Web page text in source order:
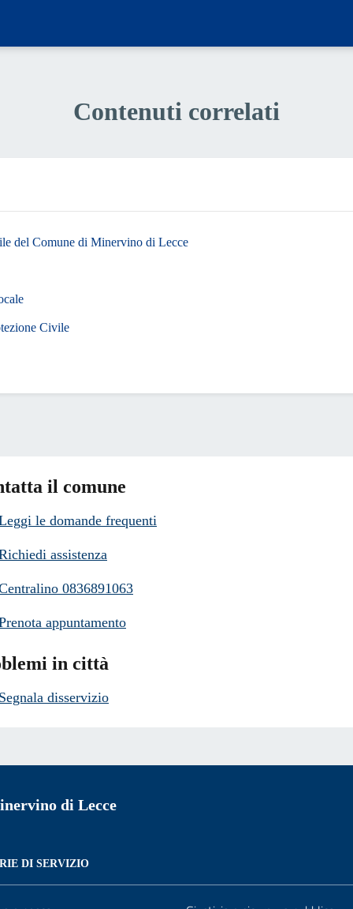
Contenuti correlati
del Comune di Minervino di Lecce
Civile
il comune
le domande frequenti
assistenza
0836891063
appuntamento
in città
Segnala disservizio
di Lecce
DI SERVIZIO